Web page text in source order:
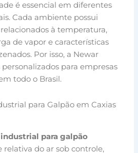
é essencial em diferentes
Cada ambiente possui
à temperatura,
de vapor e características
Por isso, a Newar
para empresas
todo o Brasil.
para Galpão em Caxias
para galpão
do ar sob controle,